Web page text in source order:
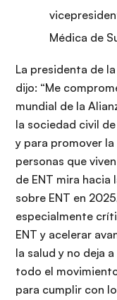
Médica de
La presidenta de
dijo: “Me
mundial de la
la sociedad civil
y para promover
personas que
de ENT mira hacia
sobre ENT en
especialmente
ENT y acelerar
la salud y no deja
todo el
para cumplir con